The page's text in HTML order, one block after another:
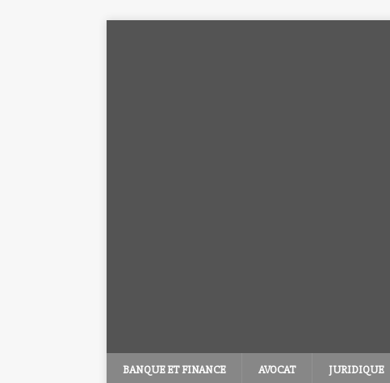
BANQUE ET FINANCE AVOCAT JURIDIQUE